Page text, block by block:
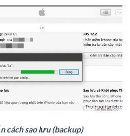
cách sao lưu (backup)